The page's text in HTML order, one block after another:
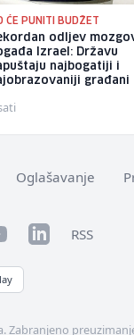
ĆE PUNITI BUDŽET
odljev
Izrael: Državu
najbogatiji i
građani
Oglašavanje
LinkedInRSS
Zabranjeno